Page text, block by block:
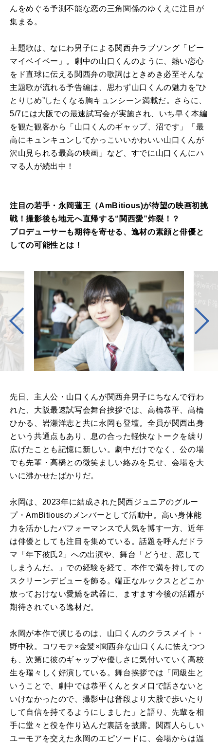
んをめぐる予測不能な恋の三角関係のゆくえに注目が
集まる。
主題歌は、なにわ男子による関西弁ラブソング「ビー
マイベイベー」。劇中の山口くんのように、熱い恋心
をド直球に伝える関西弁の歌詞はときめき必至そんな
主題歌が流れる予告編は、思わず山口くんの魅力を“ひ
とりじめ”したくなる胸キュンシーン満載だ。さらに、
5/7には大阪での最速試写会が実施され、いち早く本編
を観た観客から「山口くんのギャップ、沼です」「最
高にキュンキュンしてかっこいいかわいい山口くんが
沢山見られる最高の映画」など、すでに山口くんにハ
マる人が続出中！
注目の若手・永岡蓮王（AmBitious)が待望の映画初挑
戦！撮影後も地元へ直帰する“関西愛”炸裂！？
プロデューサーも期待を寄せる、逸材の素顔と俳優と
しての可能性とは！
先日、主人公・山口くんが関西弁男子にちなんで行わ
れた、大阪最速試写会舞台挨拶では、高橋恭平、髙橋
ひかる、岩瀬洋志と共に永岡も登壇。全員が関西出身
という共通点もあり、息の合った軽快なトークを繰り
広げたことも記憶に新しい。劇中だけでなく、公の場
でも先輩・高橋との微笑ましい絡みを見せ、会場を大
いに沸かせたばかりだ。
永岡は、2023年に結成された関西ジュニアのグルー
プ・AmBitiousのメンバーとして活動中。高い身体能
力を活かしたパフォーマンスで人気を博す一方、近年
は俳優としても注目を集めている。話題を呼んだドラ
マ「年下彼氏2」への出演や、舞台「どうせ、恋して
しまうんだ。」での経験を経て、本作で満を持しての
スクリーンデビューを飾る。端正なルックスとどこか
放っておけない愛嬌を武器に、ますます今後の活躍が
期待されている逸材だ。
永岡が本作で演じるのは、山口くんのクラスメイト・
野中秋。コワモテ×金髪×関西弁な山口くんに怯えつつ
も、次第に彼のギャップや優しさに気付いていく高校
生を瑞々しく好演している。舞台挨拶では「同級生と
いうことで、劇中では恭平くんとタメ口で話さないと
いけなかったので、撮影中は普段より大股で歩いたり
して自信を持てるようにしました」と語り、先輩を相
手に堂々と役を作り込んだ裏話を披露。関西人らしい
ユーモアを交えた永岡のエピソードに、会場からは温